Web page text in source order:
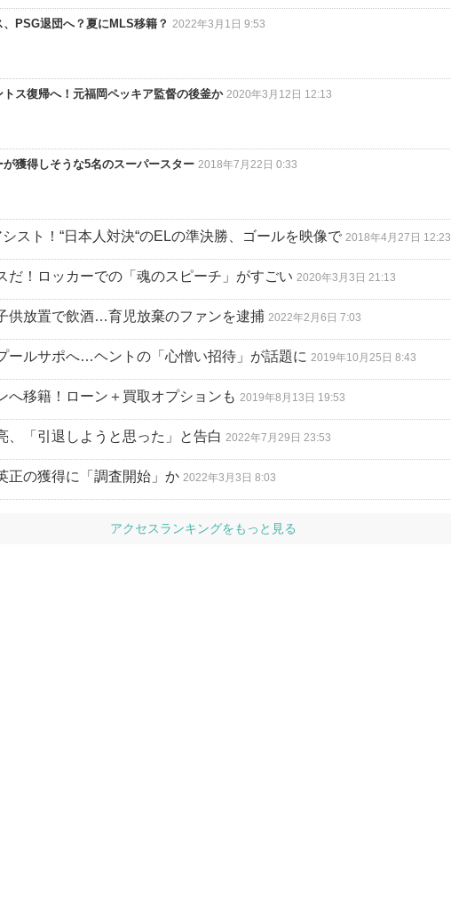
PSG退団へ？夏にMLS移籍？ 2022年3月1日 9:53
トス復帰へ！元福岡ペッキア監督の後釜か 2020年3月12日 12:13
が獲得しそうな5名のスーパースター 2018年7月22日 0:33
スト！“日本人対決“のELの準決勝、ゴールを映像で 2018年4月27日 12:23
だ！ロッカーでの「魂のスピーチ」がすごい 2020年3月3日 21:13
供放置で飲酒…育児放棄のファンを逮捕 2022年2月6日 7:03
ールサポへ…ヘントの「心憎い招待」が話題に 2019年10月25日 8:43
へ移籍！ローン＋買取オプションも 2019年8月13日 19:53
、「引退しようと思った」と告白 2022年7月29日 23:53
正の獲得に「調査開始」か 2022年3月3日 8:03
アクセスランキングをもっと見る